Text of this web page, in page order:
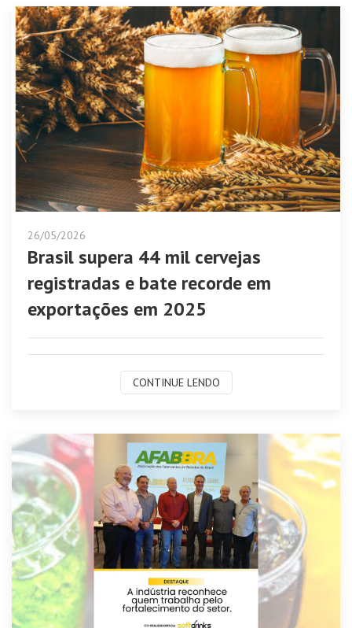
26/05/2026
Brasil supera 44 mil cervejas
registradas e bate recorde em
exportações em 2025
CONTINUE LENDO